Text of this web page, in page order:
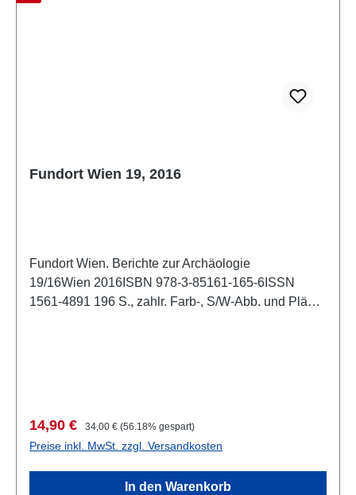
Fundort Wien 19, 2016
Fundort Wien. Berichte zur Archäologie
19/16Wien 2016ISBN 978-3-85161-165-6ISSN
1561-4891 196 S., zahlr. Farb-, S/W-Abb. und Pläne
Verkaufspreis:
14,90 € Regulärer Preis:
34,00 € (56.18% gespart)
Preise inkl. MwSt. zzgl. Versandkosten
In den Warenkorb